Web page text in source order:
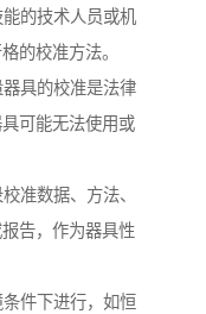
的技术人员或机
的校准方法。
具的校准是法律
可能无法使用或
准数据、方法、
告，作为器具性
件下进行，如恒